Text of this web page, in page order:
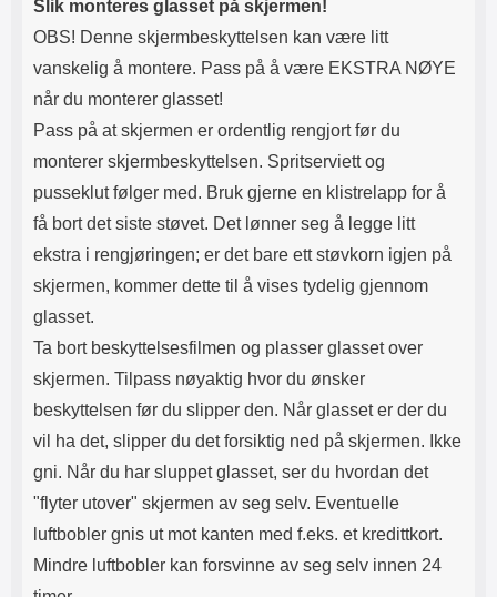
Slik monteres glasset på skjermen!
OBS! Denne skjermbeskyttelsen kan være litt
vanskelig å montere. Pass på å være EKSTRA NØYE
når du monterer glasset!
Pass på at skjermen er ordentlig rengjort før du
monterer skjermbeskyttelsen. Spritserviett og
pusseklut følger med. Bruk gjerne en klistrelapp for å
få bort det siste støvet. Det lønner seg å legge litt
ekstra i rengjøringen; er det bare ett støvkorn igjen på
skjermen, kommer dette til å vises tydelig gjennom
glasset.
Ta bort beskyttelsesfilmen og plasser glasset over
skjermen. Tilpass nøyaktig hvor du ønsker
beskyttelsen før du slipper den. Når glasset er der du
vil ha det, slipper du det forsiktig ned på skjermen. Ikke
gni. Når du har sluppet glasset, ser du hvordan det
"flyter utover" skjermen av seg selv. Eventuelle
luftbobler gnis ut mot kanten med f.eks. et kredittkort.
Mindre luftbobler kan forsvinne av seg selv innen 24